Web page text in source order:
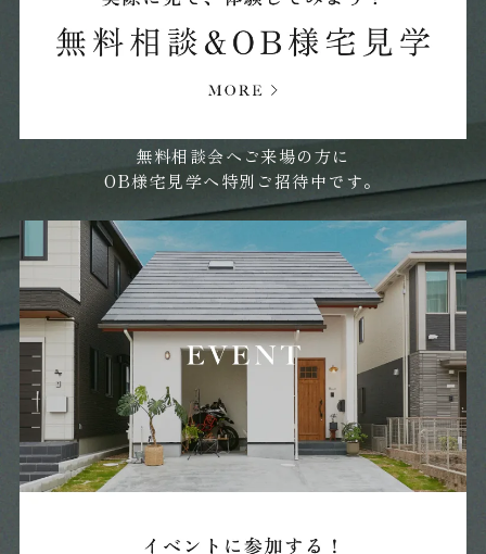
2025年03月 (15)
2024年12月 (36)
2024年11月 (23)
2024年10月 (20)
2024年09月 (27)
無料相談会へご来場の方に
OB様宅見学へ特別ご招待中です。